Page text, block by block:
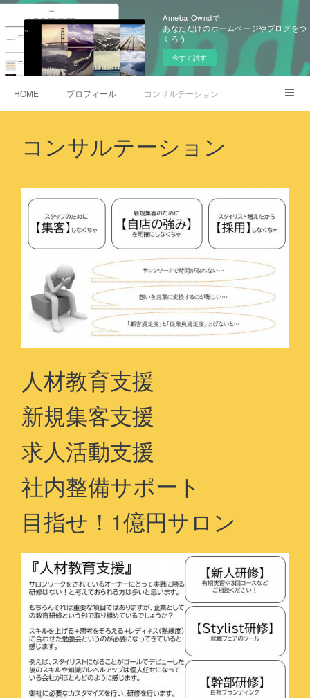
Ameba Owndで
あなただけのホームページやブログをつ
くろう
今すぐ試す
HOME プロフィール コンサルテーション
コンサルテーション
人材教育支援
新規集客支援
求人活動支援
社内整備サポート
目指せ！1億円サロン